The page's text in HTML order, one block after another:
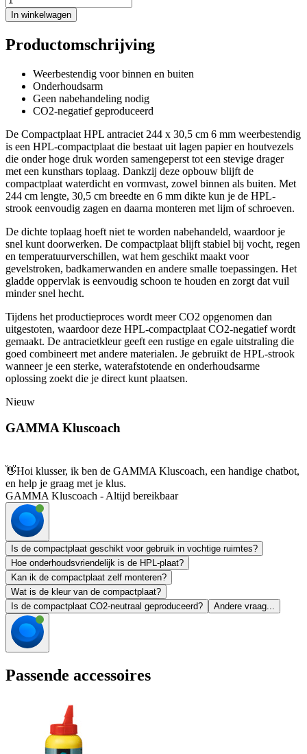
In winkelwagen
Productomschrijving
Weerbestendig voor binnen en buiten
Onderhoudsarm
Geen nabehandeling nodig
CO2-negatief geproduceerd
De Compactplaat HPL antraciet 244 x 30,5 cm 6 mm weerbestendig
is een HPL-compactplaat die bestaat uit lagen papier en houtvezels
die onder hoge druk worden samengeperst tot een stevige drager
met een kunsthars toplaag. Dankzij deze opbouw blijft de
compactplaat waterdicht en vormvast, zowel binnen als buiten. Met
244 cm lengte, 30,5 cm breedte en 6 mm dikte kun je de HPL-
strook eenvoudig zagen en daarna monteren met lijm of schroeven.
De dichte toplaag hoeft niet te worden nabehandeld, waardoor je
snel kunt doorwerken. De compactplaat blijft stabiel bij vocht, regen
en temperatuurverschillen, wat hem geschikt maakt voor
gevelstroken, badkamerwanden en andere smalle toepassingen. Het
gladde oppervlak is eenvoudig schoon te houden en zorgt dat vuil
minder snel hecht.
Tijdens het productieproces wordt meer CO2 opgenomen dan
uitgestoten, waardoor deze HPL-compactplaat CO2-negatief wordt
gemaakt. De antracietkleur geeft een rustige en egale uitstraling die
goed combineert met andere materialen. Je gebruikt de HPL-strook
wanneer je een sterke, waterafstotende en onderhoudsarme
oplossing zoekt die je direct kunt plaatsen.
Nieuw
GAMMA Kluscoach
👋Hoi klusser, ik ben de GAMMA Kluscoach, een handige chatbot,
en help je graag met je klus.
GAMMA Kluscoach - Altijd bereikbaar
Is de compactplaat geschikt voor gebruik in vochtige ruimtes?
Hoe onderhoudsvriendelijk is de HPL-plaat?
Kan ik de compactplaat zelf monteren?
Wat is de kleur van de compactplaat?
Is de compactplaat CO2-neutraal geproduceerd?
Andere vraag...
Passende accessoires